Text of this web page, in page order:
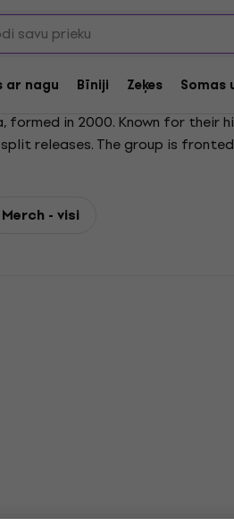
ar nagu Bīniji Zeķes Somas
in 2000. Known for their
releases. The group is
Merch - visi